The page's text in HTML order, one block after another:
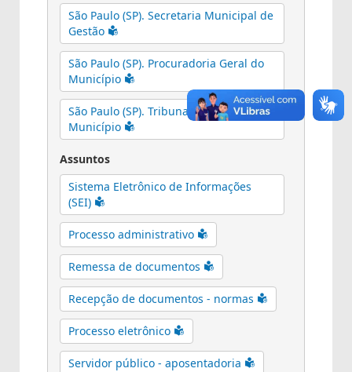
São Paulo (SP). Secretaria Municipal de
Gestão
São Paulo (SP). Procuradoria Geral do
Município
São Paulo (SP). Tribunal de Contas do
Município
Assuntos
Sistema Eletrônico de Informações
(SEI)
Processo administrativo
Remessa de documentos
Recepção de documentos - normas
Processo eletrônico
Servidor público - aposentadoria